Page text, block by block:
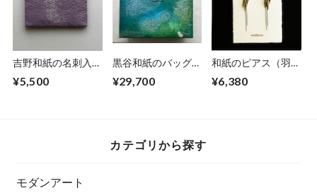
吉野和紙の名刺入れ
¥5,500
黒谷和紙のバッグ
¥29,700
和紙のピアス（羽）
¥6,380
カテゴリから探す
モダンアート